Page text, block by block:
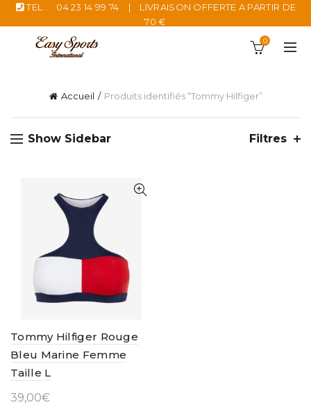
TEL : 04 23 14 99 74 |
LIVRAISON OFFERTE A PARTIR DE
70 €
0
Accueil Produits identifiés “Tommy Hilfiger”
Show Sidebar Filtres
Tommy Hilfiger Rouge
Bleu Marine Femme
Taille L
39,00€